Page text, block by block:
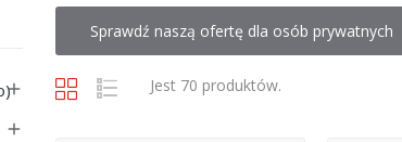


Sprawdź naszą ofertę dla osób prywatnych
Jest 70 produktów.